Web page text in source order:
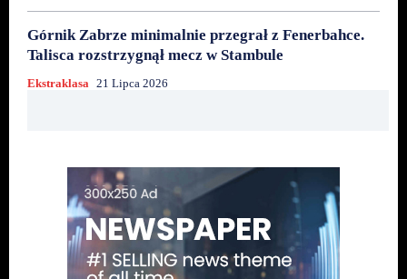
Górnik Zabrze minimalnie przegrał z Fenerbahce.
Talisca rozstrzygnął mecz w Stambule
Ekstraklasa 21 Lipca 2026